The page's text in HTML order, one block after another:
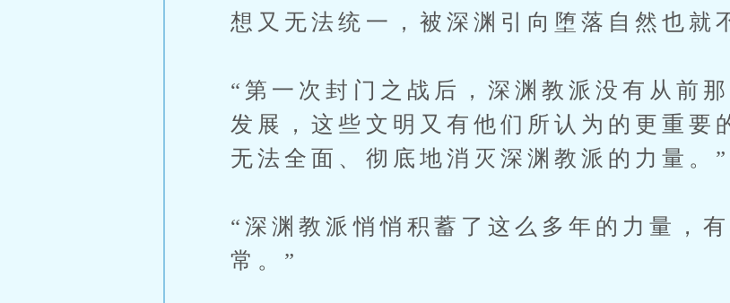
想又无法统一，被深渊引向堕落自然也就
“第一次封门之战后，深渊教派没有从前
发展，这些文明又有他们所认为的更重要
无法全面、彻底地消灭深渊教派的力量。”
“深渊教派悄悄积蓄了这么多年的力量，
常。”